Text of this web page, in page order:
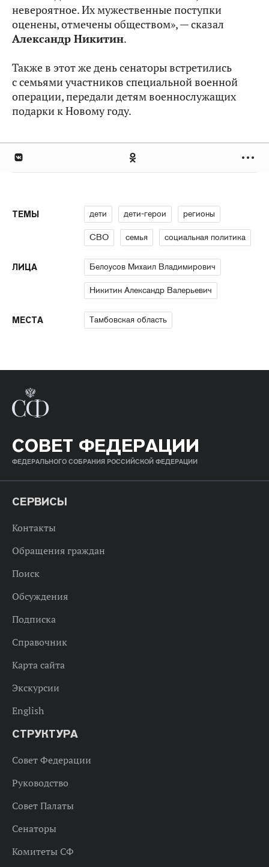
невероятное. Их мужественные поступки
оценены, отмечены обществом», — сказал
Александр Никитин.
Также в этот же день сенаторы встретились
с семьями участников специальной военной
операции, передали детям военнослужащих
подарки к Новому году.
ТЕМЫ дети дети-герои регионы
СВО семья социальная политика
ЛИЦА Белоусов Михаил Владимирович
Никитин Александр Валерьевич
МЕСТА Тамбовская область
СОВЕТ ФЕДЕРАЦИИ
ФЕДЕРАЛЬНОГО СОБРАНИЯ РОССИЙСКОЙ ФЕДЕРАЦИИ
СЕРВИСЫ
Контакты
Обращения граждан
Поиск
Обсуждения
Подписка
Справочник
Карта сайта
Экскурсии
English
СТРУКТУРА
Совет Федерации
Руководство
Совет Палаты
Сенаторы
Комитеты СФ